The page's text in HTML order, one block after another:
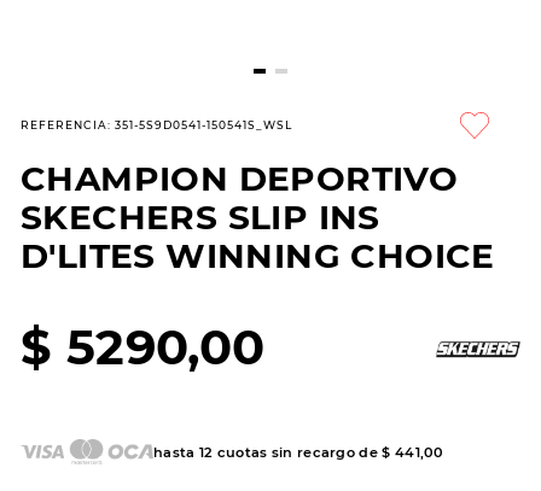
REFERENCIA: 351-5S9D0541-150541S_WSL
CHAMPION DEPORTIVO
SKECHERS SLIP INS
D'LITES WINNING CHOICE
$ 5290,00
hasta 12 cuotas sin recargo de$ 441,00